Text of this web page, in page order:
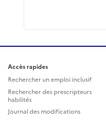
Accès rapides
Rechercher un emploi inclusif
Rechercher des prescripteurs
habilités
Journal des modifications